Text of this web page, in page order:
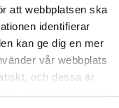
att webbplatsen ska
identifierar
kan ge dig en mer
vår webbplats
och dessa är